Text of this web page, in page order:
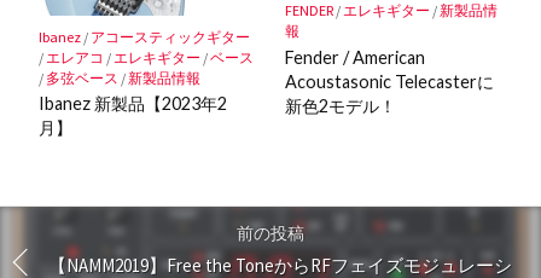
Ibanez/ アコースティックギター
/ エレアコ / エレキギター /ベース
/ 多弦ベース /新製品情報
Ibanez 新製品【2023年2
月】
FENDER/エレキギター /新製品情
報
Fender / American
Acoustasonic Telecasterに
新色2モデル！
前の投稿
【NAMM2019】Free the ToneからRFフェイズモジュレーシ